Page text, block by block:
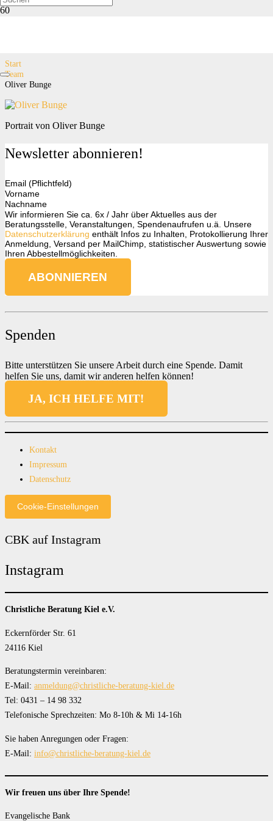
Start
Team
Oliver Bunge
Portrait von Oliver Bunge
Newsletter abonnieren!
Email (Pflichtfeld)
Vorname
Nachname
Wir informieren Sie ca. 6x / Jahr über Aktuelles aus der
Beratungsstelle, Veranstaltungen, Spendenaufrufen u.ä. Unsere
Datenschutzerklärung enthält Infos zu Inhalten, Protokollierung Ihrer
Anmeldung, Versand per MailChimp, statistischer Auswertung sowie
Ihren Abbestellmöglichkeiten.
Spenden
Bitte unterstützen Sie unsere Arbeit durch eine Spende. Damit
helfen Sie uns, damit wir anderen helfen können!
JA, ICH HELFE MIT!
Kontakt
Impressum
Datenschutz
Cookie-Einstellungen
CBK auf Instagram
Instagram
Christliche Beratung Kiel e.V.
Eckernförder Str. 61
24116 Kiel
Beratungstermin vereinbaren:
E-Mail: anmeldung@christliche-beratung-kiel.de
Tel: 0431 – 14 98 332
Telefonische Sprechzeiten: Mo 8-10h & Mi 14-16h
Sie haben Anregungen oder Fragen:
E-Mail: info@christliche-beratung-kiel.de
Wir freuen uns über Ihre Spende!
Evangelische Bank